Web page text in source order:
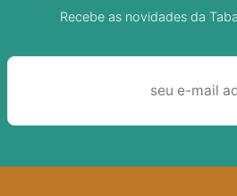
Recebe as novidades da